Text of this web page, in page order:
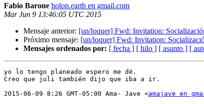
Fabio Barone holon.earth en gmail.com
Mar Jun 9 13:46:05 UTC 2015
Mensaje anterior: [un/loquer] Fwd: Invitation:
Próximo mensaje: [un/loquer] Fwd: Invitation:
Mensajes ordenados por: [ fecha ] [ hilo ] [ asunto ] [
yo lo tengo planeado espero me dé.
Creo que juli también dijo que iba a ir.
2015-06-09 8:26 GMT-05:00 Ama- Jave <amajave en